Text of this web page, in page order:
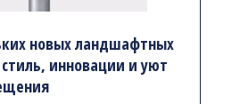
новых ландшафтных
инновации и уют